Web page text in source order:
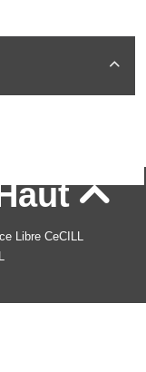


Libre CeCILL